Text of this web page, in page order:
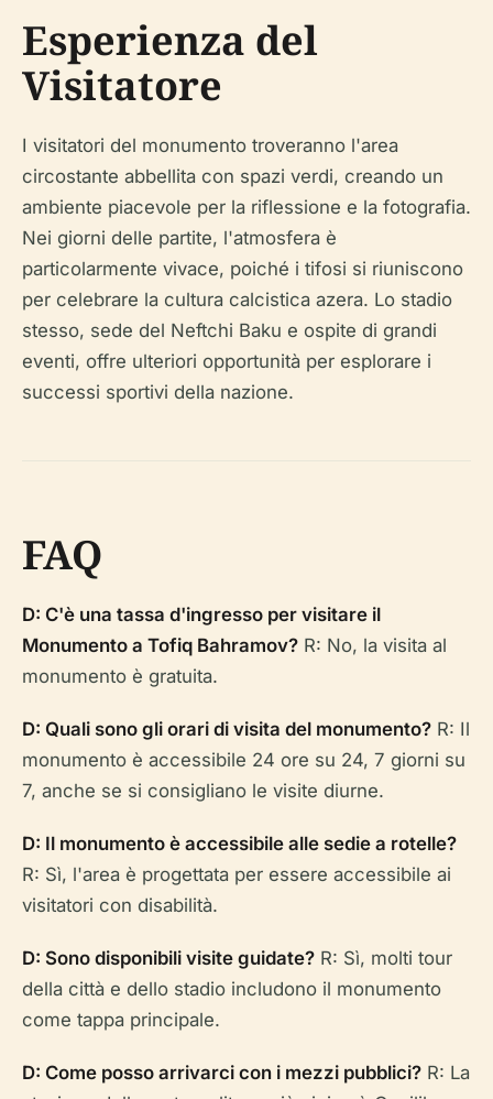
Esperienza del
Visitatore
I visitatori del monumento troveranno l'area
circostante abbellita con spazi verdi, creando un
ambiente piacevole per la riflessione e la fotografia.
Nei giorni delle partite, l'atmosfera è
particolarmente vivace, poiché i tifosi si riuniscono
per celebrare la cultura calcistica azera. Lo stadio
stesso, sede del Neftchi Baku e ospite di grandi
eventi, offre ulteriori opportunità per esplorare i
successi sportivi della nazione.
FAQ
D: C'è una tassa d'ingresso per visitare il
Monumento a Tofiq Bahramov? R: No, la visita al
monumento è gratuita.
D: Quali sono gli orari di visita del monumento? R: Il
monumento è accessibile 24 ore su 24, 7 giorni su
7, anche se si consigliano le visite diurne.
D: Il monumento è accessibile alle sedie a rotelle?
R: Sì, l'area è progettata per essere accessibile ai
visitatori con disabilità.
D: Sono disponibili visite guidate? R: Sì, molti tour
della città e dello stadio includono il monumento
come tappa principale.
D: Come posso arrivarci con i mezzi pubblici? R: La